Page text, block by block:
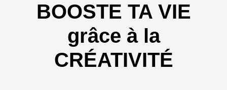
BOOSTE TA VIE
grâce à la
CRÉATIVITÉ